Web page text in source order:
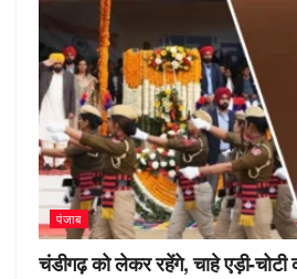
पंजाब
चंडीगढ़ को लेकर रहेंगे, चाहे एड़ी-चोटी